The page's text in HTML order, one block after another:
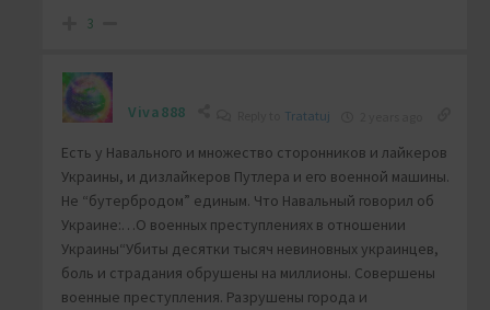
3
Viva888 Tratatuj
Есть у Навального и множество сторонников и лайкеров
Украины, и дизлайкеров Путлера и его военной машины.
Не “бутербродом” единым. Что Навальный говорил об
Украине:…О военных преступлениях в отношении
Украины“Убиты десятки тысяч невиновных украинцев,
боль и страдания обрушены на миллионы. Совершены
военные преступления. Разрушены города и